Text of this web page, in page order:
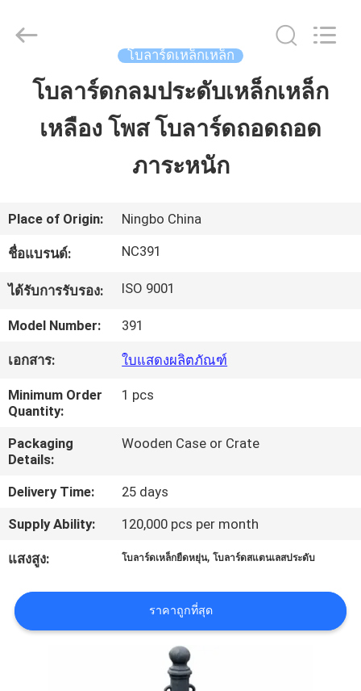
บ้าน
วิดีโอ
เรา
ทัวร์
โรงงาน
Sunrise
Foundry
Reserved.
โบลาร์ดเหล็กเหล็ก
โบลาร์ดกลมประดับเหล็กเหล็ก
เหลือง โพส โบลาร์ดถอดถอด
ภาระหนัก
Place of Origin: Ningbo China
ชื่อแบรนด์: NC391
ได้รับการรับรอง: ISO 9001
Model Number: 391
เอกสาร: ใบแสดงผลิตภัณฑ์
Minimum Order
Quantity:
1 pcs
Packaging
Details:
Wooden Case or Crate
Delivery Time:
25 days
Supply Ability:
120,000 pcs per month
แสงสูง: โบลาร์ดเหล็กยืดหยุ่น,โบลาร์ดสแตนเลสประดับ
ราคาถูกที่สุด